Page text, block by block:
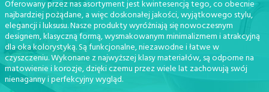
Oferowany przez nas asortyment jest kwintesencją tego, co obecnie
najbardziej pożądane, a więc doskonałej jakości, wyjątkowego stylu,
elegancji i luksusu. Nasze produkty wyróżniają się nowoczesnym
designem, klasyczną formą, wysmakowanym minimalizmem i atrakcyjną
dla oka kolorystyką. Są funkcjonalne, niezawodne i łatwe w
czyszczeniu. Wykonane z najwyższej klasy materiałów, są odporne na
matowienie i korozje, dzięki czemu przez wiele lat zachowują swój
nienaganny i perfekcyjny wygląd.